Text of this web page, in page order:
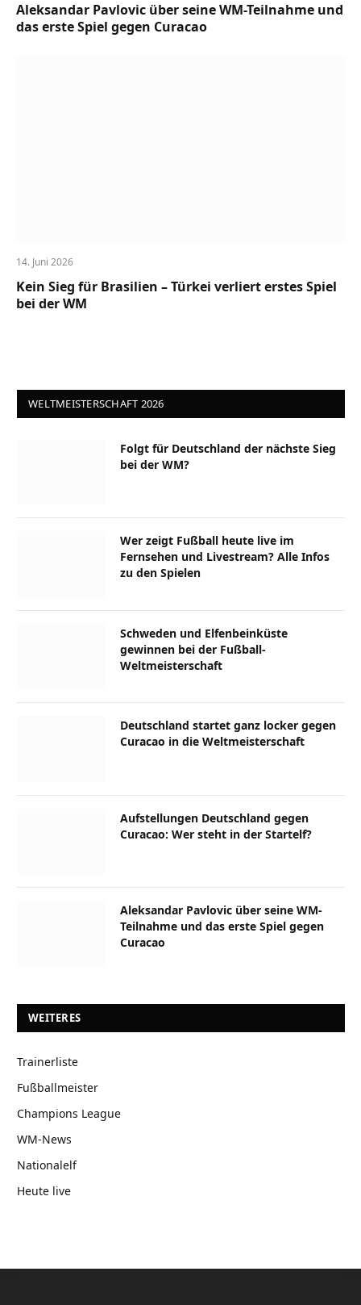
Aleksandar Pavlovic über seine WM-Teilnahme und
das erste Spiel gegen Curacao
14. Juni 2026
Kein Sieg für Brasilien – Türkei verliert erstes Spiel
bei der WM
WELTMEISTERSCHAFT 2026
Folgt für Deutschland der nächste Sieg
bei der WM?
Wer zeigt Fußball heute live im
Fernsehen und Livestream? Alle Infos
zu den Spielen
Schweden und Elfenbeinküste
gewinnen bei der Fußball-
Weltmeisterschaft
Deutschland startet ganz locker gegen
Curacao in die Weltmeisterschaft
Aufstellungen Deutschland gegen
Curacao: Wer steht in der Startelf?
Aleksandar Pavlovic über seine WM-
Teilnahme und das erste Spiel gegen
Curacao
WEITERES
Trainerliste
Fußballmeister
Champions League
WM-News
Nationalelf
Heute live